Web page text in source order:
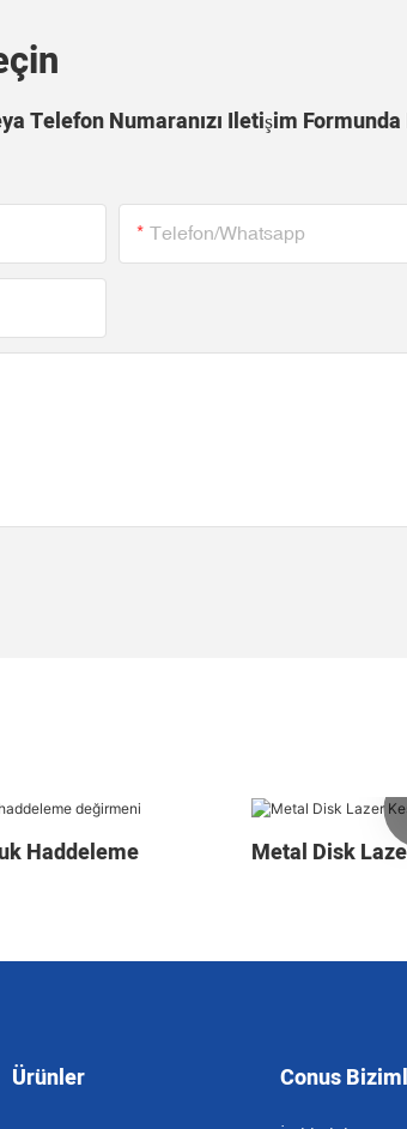
Telefon Numaranızı Iletişim Formunda
Telefon/whatsapp
Haddeleme
Metal Disk
Ürünler Conus